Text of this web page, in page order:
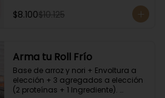
$8.100$10.125
Arma tu Roll Frío
Base de arroz y nori + Envoltura a
elección + 3 agregados a elección
(2 proteínas + 1 Ingrediente).